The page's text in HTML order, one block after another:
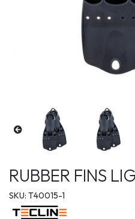
RUBBER FINS
SKU: T40015-1